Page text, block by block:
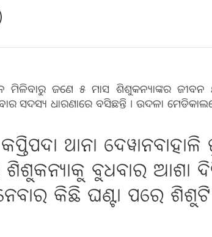
ମିଳିବାରୁ ଜଣେ ୫ ମାସ ଶିଶୁକନ୍ୟାଙ୍କର ଜୀବନ
ସଦସ୍ୟ ଧାରଣାରେ ବସିଛନ୍ତି । ଉଦଳା
ଥାନା
ବୁଧବାର ଆଶା
କିଛି ଘଣ୍ଟା ପରେ ଶିଶୁଟି